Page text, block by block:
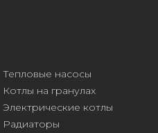
Тепловые насосы
Котлы на гранулах
Электрические котлы
Радиаторы